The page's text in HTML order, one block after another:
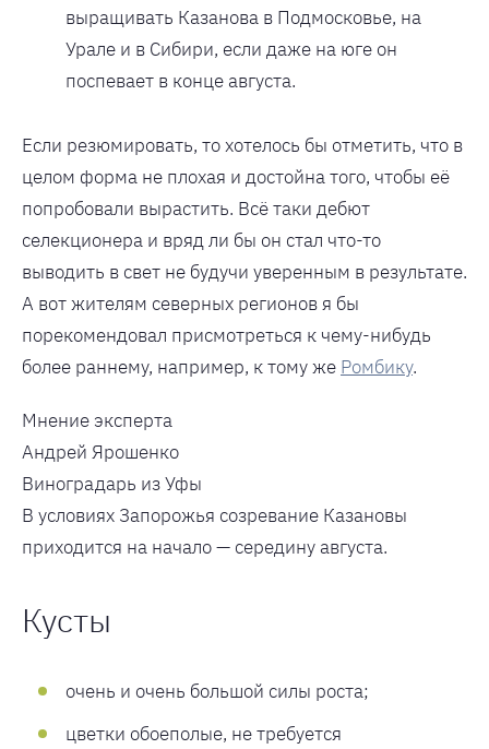
выращивать Казанова в Подмосковье, на
Урале и в Сибири, если даже на юге он
поспевает в конце августа.
Если резюмировать, то хотелось бы отметить, что в
целом форма не плохая и достойна того, чтобы её
попробовали вырастить. Всё таки дебют
селекционера и вряд ли бы он стал что-то
выводить в свет не будучи уверенным в результате.
А вот жителям северных регионов я бы
порекомендовал присмотреться к чему-нибудь
более раннему, например, к тому же Ромбику.
Мнение эксперта
Андрей Ярошенко
Виноградарь из Уфы
В условиях Запорожья созревание Казановы
приходится на начало — середину августа.
Кусты
очень и очень большой силы роста;
цветки обоеполые, не требуется